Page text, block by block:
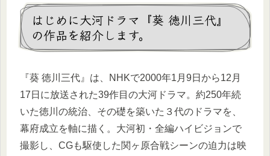
はじめに大河ドラマ『葵 徳川三代』
の作品を紹介します。
『葵 徳川三代』は、NHKで2000年1月9日から12月
17日に放送された39作目の大河ドラマ。約250年続
いた徳川の統治、その礎を築いた３代のドラマを、
幕府成立を軸に描く。大河初・全編ハイビジョンで
撮影し、CGも駆使した関ヶ原合戦シーンの迫力は映